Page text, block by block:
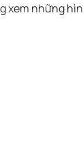
xem những